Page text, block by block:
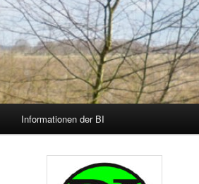
Informationen der BI